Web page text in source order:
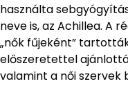
használta
neve is, az Achillea. A
„nők fűjeként”
előszeretettel
valamint a női szervek